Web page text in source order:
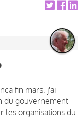
fin mars, j'ai
du gouvernement
les organisations du